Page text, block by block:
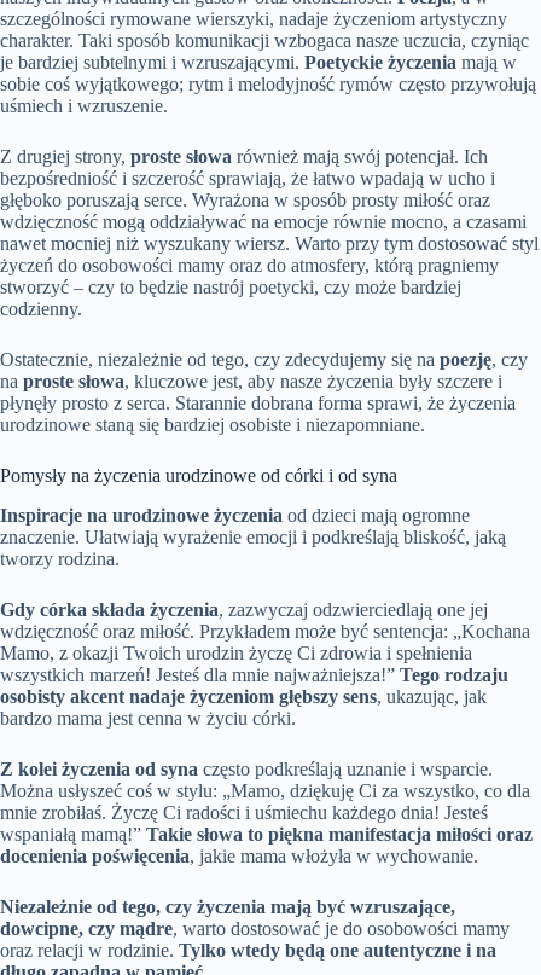
szczególności rymowane wierszyki, nadaje życzeniom artystyczny
charakter. Taki sposób komunikacji wzbogaca nasze uczucia, czyniąc
je bardziej subtelnymi i wzruszającymi. Poetyckie życzenia mają w
sobie coś wyjątkowego; rytm i melodyjność rymów często przywołują
uśmiech i wzruszenie.
Z drugiej strony, proste słowa również mają swój potencjał. Ich
bezpośredniość i szczerość sprawiają, że łatwo wpadają w ucho i
głęboko poruszają serce. Wyrażona w sposób prosty miłość oraz
wdzięczność mogą oddziaływać na emocje równie mocno, a czasami
nawet mocniej niż wyszukany wiersz. Warto przy tym dostosować styl
życzeń do osobowości mamy oraz do atmosfery, którą pragniemy
stworzyć – czy to będzie nastrój poetycki, czy może bardziej
codzienny.
Ostatecznie, niezależnie od tego, czy zdecydujemy się na poezję, czy
na proste słowa, kluczowe jest, aby nasze życzenia były szczere i
płynęły prosto z serca. Starannie dobrana forma sprawi, że życzenia
urodzinowe staną się bardziej osobiste i niezapomniane.
Pomysły na życzenia urodzinowe od córki i od syna
Inspiracje na urodzinowe życzenia od dzieci mają ogromne
znaczenie. Ułatwiają wyrażenie emocji i podkreślają bliskość, jaką
tworzy rodzina.
Gdy córka składa życzenia, zazwyczaj odzwierciedlają one jej
wdzięczność oraz miłość. Przykładem może być sentencja: „Kochana
Mamo, z okazji Twoich urodzin życzę Ci zdrowia i spełnienia
wszystkich marzeń! Jesteś dla mnie najważniejsza!” Tego rodzaju
osobisty akcent nadaje życzeniom głębszy sens, ukazując, jak
bardzo mama jest cenna w życiu córki.
Z kolei życzenia od syna często podkreślają uznanie i wsparcie.
Można usłyszeć coś w stylu: „Mamo, dziękuję Ci za wszystko, co dla
mnie zrobiłaś. Życzę Ci radości i uśmiechu każdego dnia! Jesteś
wspaniałą mamą!” Takie słowa to piękna manifestacja miłości oraz
docenienia poświęcenia, jakie mama włożyła w wychowanie.
Niezależnie od tego, czy życzenia mają być wzruszające,
dowcipne, czy mądre, warto dostosować je do osobowości mamy
oraz relacji w rodzinie. Tylko wtedy będą one autentyczne i na